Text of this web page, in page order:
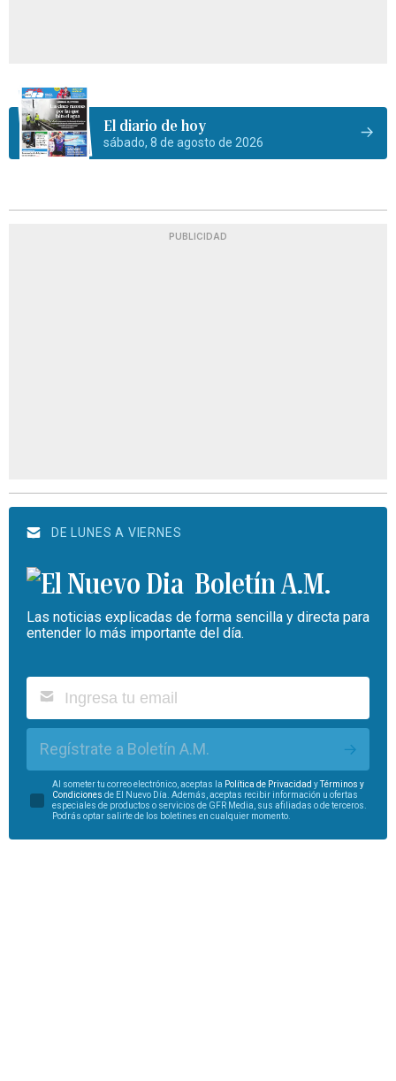
El diario de hoy
sábado, 8 de agosto de 2026
PUBLICIDAD
DE LUNES A VIERNES
Boletín A.M.
Las noticias explicadas de forma sencilla y directa para
entender lo más importante del día.
Regístrate a Boletín A.M.
Al someter tu correo electrónico, aceptas la Política de Privacidad yTérminos y
Condiciones de El Nuevo Día. Además, aceptas recibir información u ofertas
especiales de productos o servicios de GFR Media, sus afiliadas o de terceros.
Podrás optar salirte de los boletines en cualquier momento.